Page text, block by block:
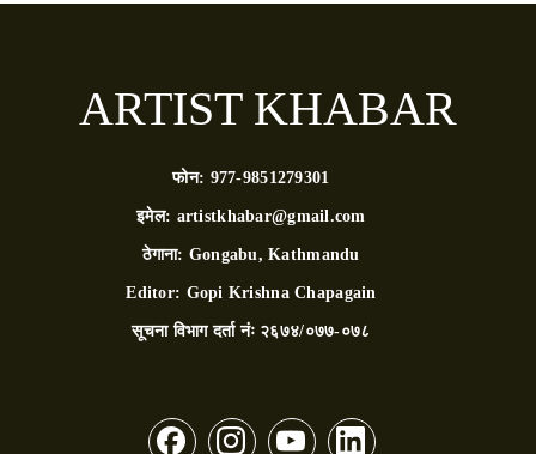
ARTIST KHABAR
फोन: 977-9851279301
इमेल: artistkhabar@gmail.com
ठेगाना: Gongabu, Kathmandu
Editor: Gopi Krishna Chapagain
सूचना विभाग दर्ता नंः २६७४/०७७-०७८